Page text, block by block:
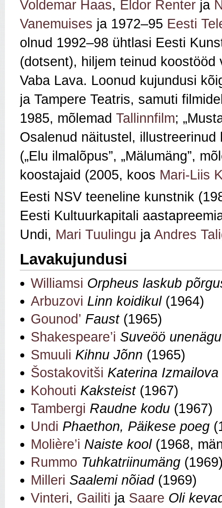
Voldemar Haas, Eldor Renter ja
Vanemuises ja 1972–95 Eesti
olnud 1992–98 ühtlasi Eesti
(dotsent), hiljem teinud
Vaba Lava. Loonud kujundusi
ja Tampere Teatris, samuti
1985, mõlemad Tallinnfilm;
Osalenud näitustel,
(„Elu ilmalõpus”, „Mälumäng”,
koostajaid (2005, koos Mari-Liis
Eesti NSV teeneline kunstnik
Eesti Kultuurkapitali
Undi, Mari Tuulingu ja Andres
Lavakujundusi
Williamsi Orpheus laskub
Arbuzovi Linn koidikul(1964)
Gounod’ Faust(1965)
Shakespeare’i Suveöö unenägu
Smuuli Kihnu Jõnn (1965)
Šostakovitši Katerina Izmailova
Kohouti Kaksteist(1967)
Tambergi Raudne kodu (1967)
Undi Phaethon, Päikese poeg
Molière’i Naiste kool(1968,
Rummo Tuhkatriinumäng
Milleri Saalemi nõiad(1969)
Vinteri, Gailiti ja Saare Oli